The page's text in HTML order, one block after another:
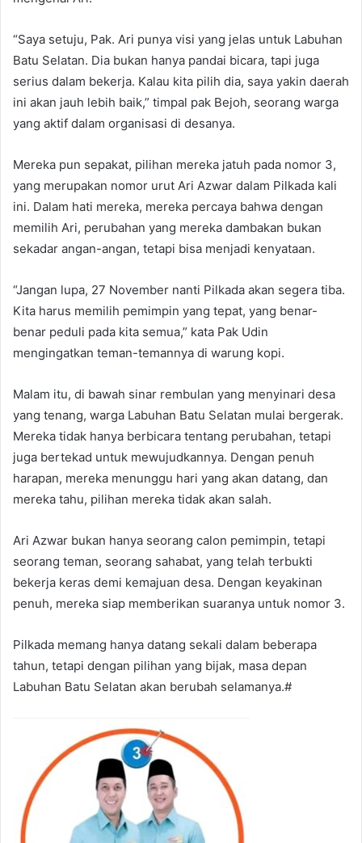
“Saya setuju, Pak. Ari punya visi yang jelas untuk Labuhan
Batu Selatan. Dia bukan hanya pandai bicara, tapi juga
serius dalam bekerja. Kalau kita pilih dia, saya yakin daerah
ini akan jauh lebih baik,” timpal pak Bejoh, seorang warga
yang aktif dalam organisasi di desanya.
Mereka pun sepakat, pilihan mereka jatuh pada nomor 3,
yang merupakan nomor urut Ari Azwar dalam Pilkada kali
ini. Dalam hati mereka, mereka percaya bahwa dengan
memilih Ari, perubahan yang mereka dambakan bukan
sekadar angan-angan, tetapi bisa menjadi kenyataan.
“Jangan lupa, 27 November nanti Pilkada akan segera tiba.
Kita harus memilih pemimpin yang tepat, yang benar-
benar peduli pada kita semua,” kata Pak Udin
mengingatkan teman-temannya di warung kopi.
Malam itu, di bawah sinar rembulan yang menyinari desa
yang tenang, warga Labuhan Batu Selatan mulai bergerak.
Mereka tidak hanya berbicara tentang perubahan, tetapi
juga bertekad untuk mewujudkannya. Dengan penuh
harapan, mereka menunggu hari yang akan datang, dan
mereka tahu, pilihan mereka tidak akan salah.
Ari Azwar bukan hanya seorang calon pemimpin, tetapi
seorang teman, seorang sahabat, yang telah terbukti
bekerja keras demi kemajuan desa. Dengan keyakinan
penuh, mereka siap memberikan suaranya untuk nomor 3.
Pilkada memang hanya datang sekali dalam beberapa
tahun, tetapi dengan pilihan yang bijak, masa depan
Labuhan Batu Selatan akan berubah selamanya.#